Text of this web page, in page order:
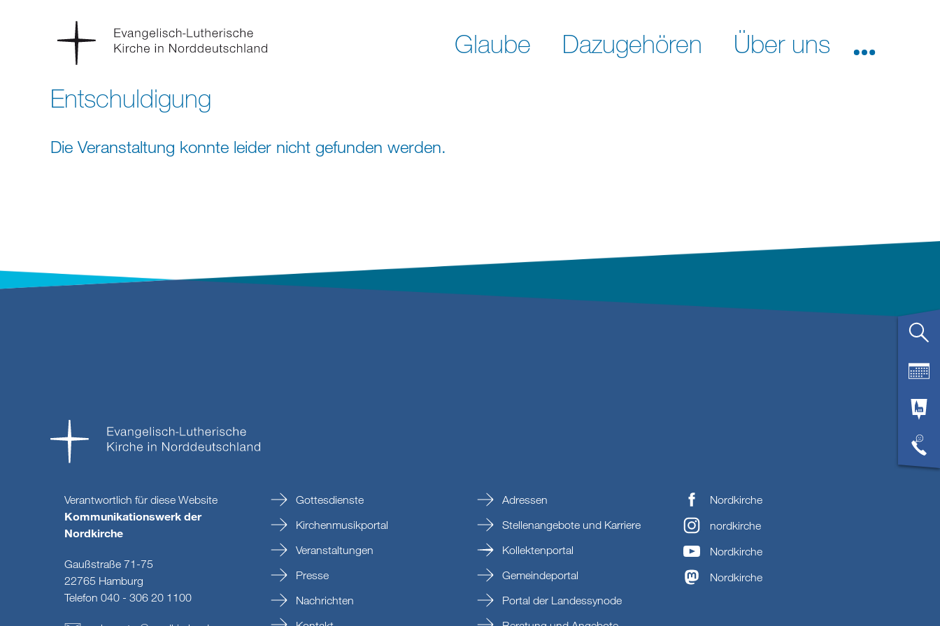
Glaube Dazugehören
Über uns
Entschuldigung
Die Veranstaltung konnte leider nicht gefunden werden.
Verantwortlich für diese Website
Kommunikationswerk der
Nordkirche
Gaußstraße 71-75
22765 Hamburg
Telefon 040 - 306 20 1100
Gottesdienste
Kirchenmusikportal
Veranstaltungen
Presse
Nachrichten
Adressen
Stellenangebote und Karriere
Kollektenportal
Gemeindeportal
Portal der Landessynode
Nordkirche
nordkirche
Nordkirche
Nordkirche